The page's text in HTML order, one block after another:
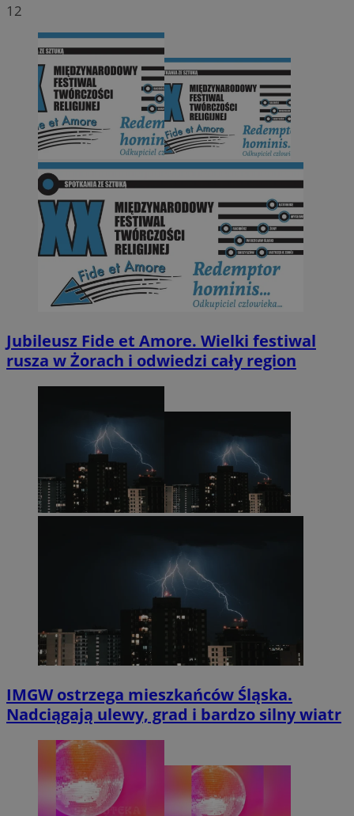
12
Jubileusz Fide et Amore. Wielki festiwal
rusza w Żorach i odwiedzi cały region
IMGW ostrzega mieszkańców Śląska.
Nadciągają ulewy, grad i bardzo silny wiatr